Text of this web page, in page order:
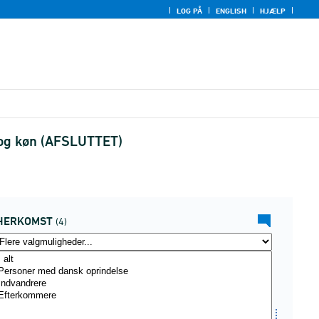
LOG PÅ ENGLISH HJÆLP
køn (AFSLUTTET)
(4)